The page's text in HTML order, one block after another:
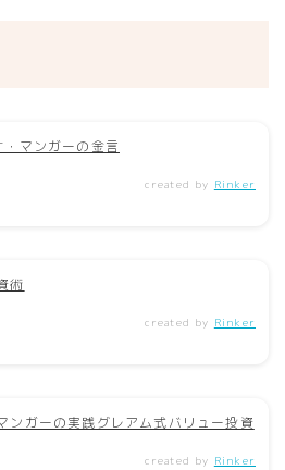
マンガーの金言
created by Rinker
術
created by Rinker
ンガーの実践グレアム式バリュー投資
created by Rinker